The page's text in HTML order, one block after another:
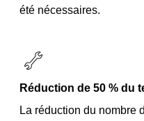
été nécessaires.
Réduction de 50 % du
La réduction du nombre